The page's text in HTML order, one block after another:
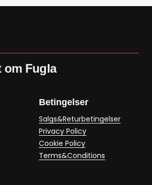
om Fugla
Betingelser
Salgs&Returbetingelser
Privacy Policy
Cookie Policy
Terms&Conditions